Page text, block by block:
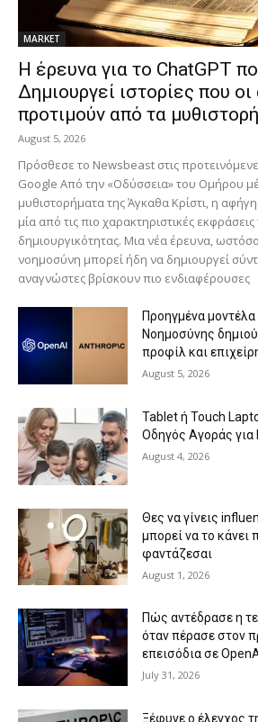
MARKET
H έρευνα για το ChatGPT
Δημιουργεί ιστορίες που
προτιμούν από τα
August 5, 2026
Πρόσθεσε το Newsbeast στις
Google Από την «Οδύσσεια» του Ομήρου
μυθιστορήματα της Άγκαθα Κρίστι, η
μία από τις πιο χαρακτηριστικές
δημιουργικότητας. Μια νέα έρευνα,
νοημοσύνη μπορεί ήδη να δημιουργεί
αναγνώστες βρίσκουν πιο ενδιαφέρουσες
Προηγμένα
Νοημοσύνης
προφίλ και
August 5, 2026
Tablet ή Touch
Οδηγός Αγοράς για
August 4, 2026
Θες να γίνεις
μπορεί να το κάνει
φαντάζεσαι
August 1, 2026
Πώς αντέδρασε η
όταν πέρασε στον
επεισόδια σε
July 31, 2026
Ξέφυγε ο έλεγχος